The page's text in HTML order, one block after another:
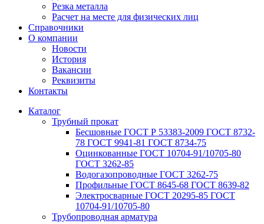
Резка металла
Расчет на месте для физических лиц
Справочники
О компании
Новости
История
Вакансии
Реквизиты
Контакты
Каталог
Трубный прокат
Беcшовные ГОСТ Р 53383-2009 ГОСТ 8732-
78 ГОСТ 9941-81 ГОСТ 8734-75
Оцинкованные ГОСТ 10704-91/10705-80
ГОСТ 3262-85
Водогазопроводные ГОСТ 3262-75
Профильные ГОСТ 8645-68 ГОСТ 8639-82
Электросварные ГОСТ 20295-85 ГОСТ
10704-91/10705-80
Трубопроводная арматура